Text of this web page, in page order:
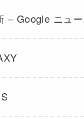
– Google ニュー